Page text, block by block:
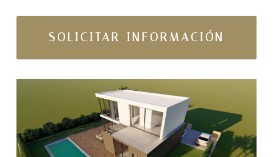
SOLICITAR INFORMACIÓN